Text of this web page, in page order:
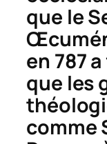
que le
en 787
que les
comme